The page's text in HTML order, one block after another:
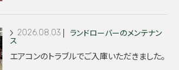
2026.08.03
ランドローバーのメンテナン
ス
エアコンのトラブルでご入庫いただきました。